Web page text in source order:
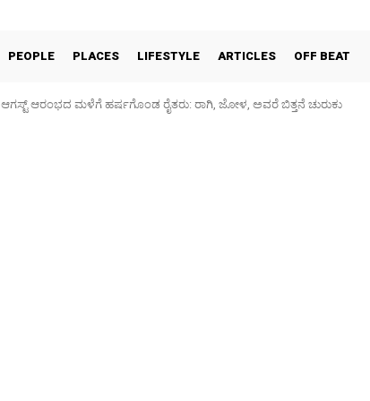
PEOPLE PLACES LIFESTYLE ARTICLES OFF BEAT
ಆಗಸ್ಟ್ ಆರಂಭದ ಮಳೆಗೆ ಹರ್ಷಗೊಂಡ ರೈತರು: ರಾಗಿ, ಜೋಳ, ಅವರೆ ಬಿತ್ತನೆ ಚುರುಕು
ಕನಕನಗರ: ಗರುಡಾದ್ರಿ ಶಾಲೆ ಮುಂಭಾಗದ ರಸ್ತೆ ಕೆಸರುಮಯ, ಮಕ್ಕಳಿಗೆ ಗಾಯ –